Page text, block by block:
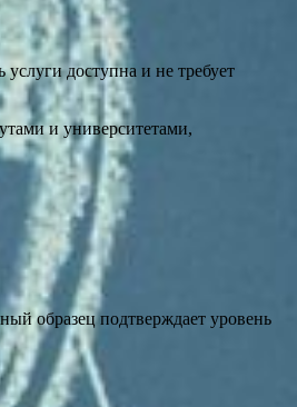
доступна и не требует
и университетами,
образец подтверждает уровень